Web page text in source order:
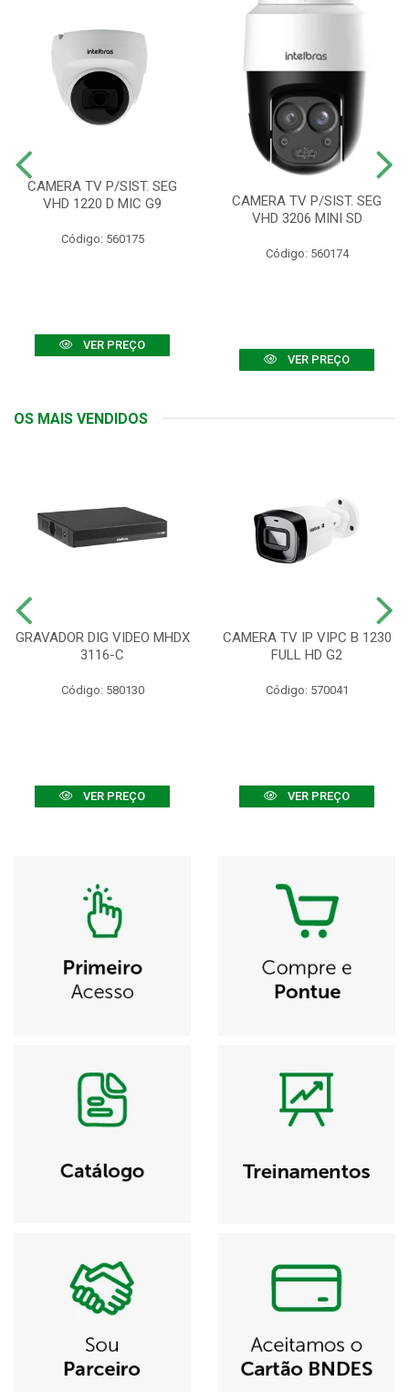
CAMERA TV P/SIST. SEG
VHD 1220 D MIC G9
Código: 560175
VER PREÇO
CAMERA TV P/SIST. SEG
VHD 3206 MINI SD
Código: 560174
VER PREÇO
OS MAIS VENDIDOS
GRAVADOR DIG VIDEO MHDX
3116-C
Código: 580130
VER PREÇO
CAMERA TV IP VIPC B 1230
FULL HD G2
Código: 570041
VER PREÇO